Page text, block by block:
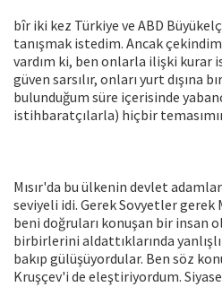
bîr iki kez Türkiye ve ABD
tanışmak istedim. Ancak
vardım ki, ben onlarla ilişki kurar
güven sarsılır, onları yurt dışına
bulunduğum süre içerisinde
istihbaratçılarla) hiçbir
Mısır'da bu ülkenin devlet
seviyeli idi. Gerek Sovyetler gerek
beni doğruları konuşan bir insan
birbirlerini aldattıklarında
bakıp gülüşüyordular. Ben söz
Kruşçev'i de eleştiriyordum.